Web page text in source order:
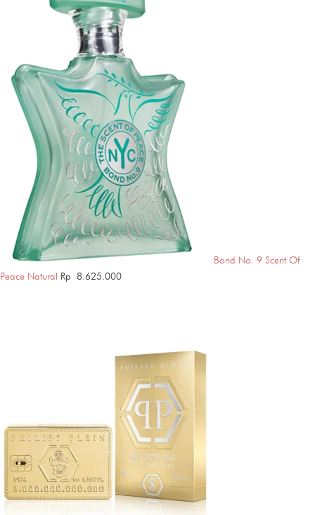
Bond No. 9 Scent Of
Peace Natural Rp 8.625.000